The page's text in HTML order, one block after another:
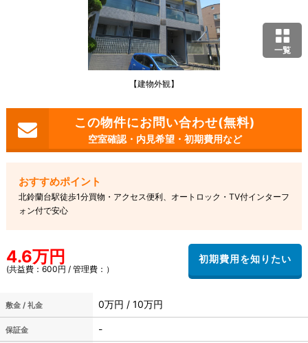
一覧
【建物外観】
空室確認・内見希望・初期費用など
北鈴蘭台駅徒歩1分買物・アクセス便利、オートロック・TV付インターフ
ォン付で安心
4.6万円
(共益費：600円 / 管理費：）
敷金 / 礼金 0万円 / 10万円
保証金 -